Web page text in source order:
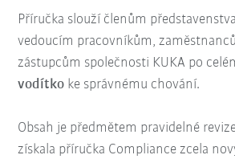
Příručka slouží členům
vedoucím pracovníkům,
zástupcům společnosti KUKA po
vodítko ke správnému chování.
Obsah je předmětem pravidelné
získala příručka Compliance zcela